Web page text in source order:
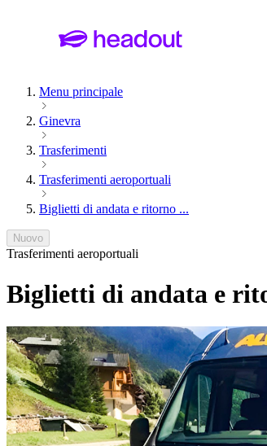
Menu principale
Ginevra
Trasferimenti
Trasferimenti aeroportuali
Biglietti di andata e ritorno ...
Nuovo
Trasferimenti aeroportuali
Biglietti di andata e